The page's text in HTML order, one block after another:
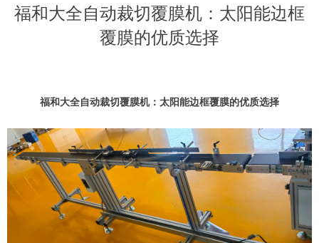
福和大全自动裁切覆膜机：太阳能边框
覆膜的优质选择
福和大全自动裁切覆膜机：太阳能边框覆膜的优质选择